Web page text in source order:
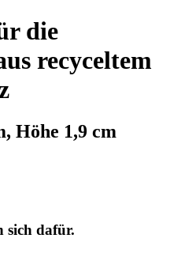
die
recyceltem
Höhe 1,9 cm
sich dafür.